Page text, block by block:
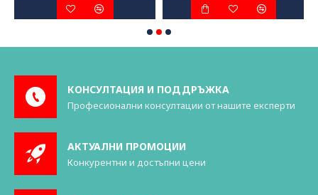
КОНСУЛТАЦИЯ И ПОДДРЪЖКА
Професионални консултации от нашите експерти
АКТУАЛНИ ПРОМОЦИИ
Конкурентни и достъпни цени